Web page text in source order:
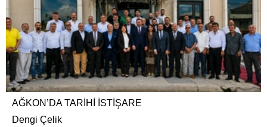
AĞKON’DA TARİHİ İSTİŞARE
Dengi Çelik